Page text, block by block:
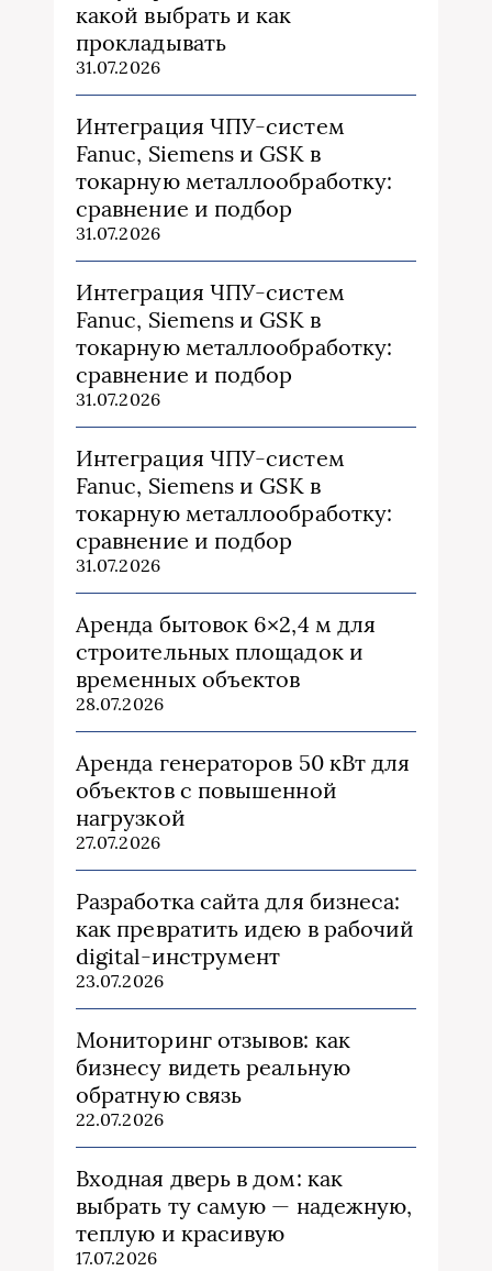
какой выбрать и как
прокладывать
31.07.2026
Интеграция ЧПУ-систем
Fanuc, Siemens и GSK в
токарную металлообработку:
сравнение и подбор
31.07.2026
Интеграция ЧПУ-систем
Fanuc, Siemens и GSK в
токарную металлообработку:
сравнение и подбор
31.07.2026
Интеграция ЧПУ-систем
Fanuc, Siemens и GSK в
токарную металлообработку:
сравнение и подбор
31.07.2026
Аренда бытовок 6×2,4 м для
строительных площадок и
временных объектов
28.07.2026
Аренда генераторов 50 кВт для
объектов с повышенной
нагрузкой
27.07.2026
Разработка сайта для бизнеса:
как превратить идею в рабочий
digital-инструмент
23.07.2026
Мониторинг отзывов: как
бизнесу видеть реальную
обратную связь
22.07.2026
Входная дверь в дом: как
выбрать ту самую — надежную,
теплую и красивую
17.07.2026